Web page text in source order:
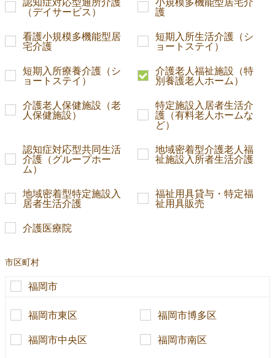
認知症対応型通所介護
（デイサービス）
小規模多機能型居宅介
護
看護小規模多機能型居
宅介護
短期入所生活介護（シ
ョートステイ）
短期入所療養介護（シ
ョートステイ）
介護老人福祉施設（特
別養護老人ホーム）
介護老人保健施設（老
人保健施設）
特定施設入居者生活介
護（有料老人ホームな
ど）
認知症対応型共同生活
介護（グループホー
ム）
地域密着型介護老人福
祉施設入所者生活介護
地域密着型特定施設入
居者生活介護
福祉用具貸与・特定福
祉用具販売
介護医療院
市区町村
福岡市
福岡市東区 福岡市博多区
福岡市中央区 福岡市南区